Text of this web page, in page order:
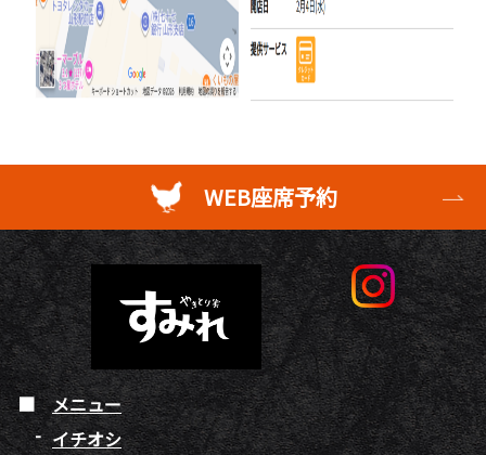
WEB座席予約
メニュー
イチオシ